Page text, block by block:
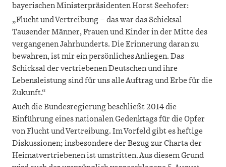
bayerischen Ministerpräsidenten Horst Seehofer:
„Flucht und Vertreibung – das war das Schicksal
Tausender Männer, Frauen und Kinder in der Mitte des
vergangenen Jahrhunderts. Die Erinnerung daran zu
bewahren, ist mir ein persönliches Anliegen. Das
Schicksal der vertriebenen Deutschen und ihre
Lebensleistung sind für uns alle Auftrag und Erbe für die
Zukunft.“
Auch die Bundesregierung beschließt 2014 die
Einführung eines nationalen Gedenktags für die Opfer
von Flucht und Vertreibung. Im Vorfeld gibt es heftige
Diskussionen; insbesondere der Bezug zur Charta der
Heimatvertriebenen ist umstritten. Aus diesem Grund